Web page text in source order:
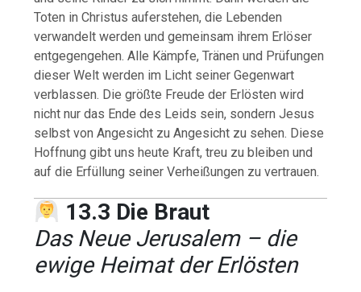
Toten in Christus auferstehen, die Lebenden
verwandelt werden und gemeinsam ihrem Erlöser
entgegengehen. Alle Kämpfe, Tränen und Prüfungen
dieser Welt werden im Licht seiner Gegenwart
verblassen. Die größte Freude der Erlösten wird
nicht nur das Ende des Leids sein, sondern Jesus
selbst von Angesicht zu Angesicht zu sehen. Diese
Hoffnung gibt uns heute Kraft, treu zu bleiben und
auf die Erfüllung seiner Verheißungen zu vertrauen.
13.3 Die Braut
Das Neue Jerusalem – die
ewige Heimat der Erlösten